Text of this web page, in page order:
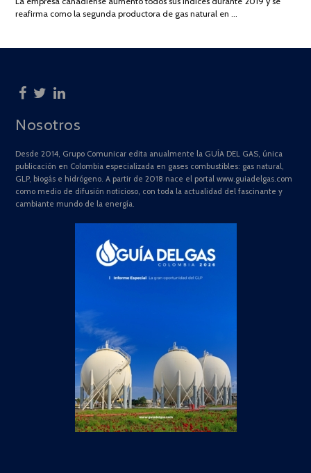
2025
reafirma como la segunda productora de gas natural en …
Nosotros
Desde 2014, Grupo Comunicar edita anualmente la GUÍA DEL GAS, única
publicación en Colombia especializada en gases combustibles: gas natural,
GLP, biogás e hidrógeno. A partir de 2018 nace el portal www.guiadelgas.com
como medio de difusión noticioso, con toda la actualidad del fascinante y
cambiante mundo de la energía.